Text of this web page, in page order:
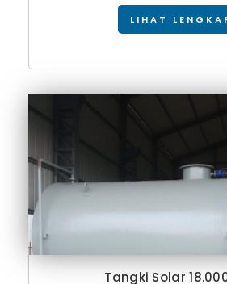
LIHAT
Tangki Solar